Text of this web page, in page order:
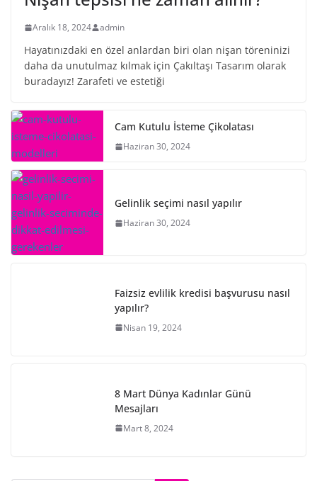
Aralık 18, 2024 admin
Hayatınızdaki en özel anlardan biri olan nişan töreninizi
daha da unutulmaz kılmak için Çakıltaşı Tasarım olarak
buradayız! Zarafeti ve estetiği
Cam Kutulu İsteme Çikolatası
Haziran 30, 2024
Gelinlik seçimi nasıl yapılır
Haziran 30, 2024
Faizsiz evlilik kredisi başvurusu nasıl
yapılır?
Nisan 19, 2024
8 Mart Dünya Kadınlar Günü
Mesajları
Mart 8, 2024